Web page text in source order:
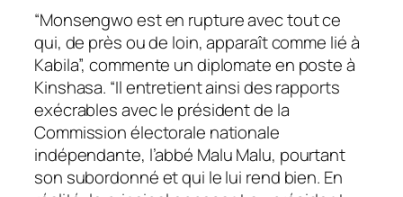
“Monsengwo est en rupture avec tout ce
qui, de près ou de loin, apparaît comme lié à
Kabila”, commente un diplomate en poste à
Kinshasa. “Il entretient ainsi des rapports
exécrables avec le président de la
Commission électorale nationale
indépendante, l’abbé Malu Malu, pourtant
son subordonné et qui le lui rend bien. En